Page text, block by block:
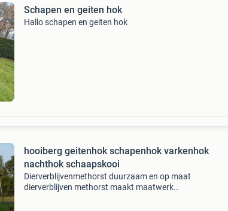
Schapen en geiten hok
Hallo schapen en geiten hok
hooiberg geitenhok schapenhok varkenhok
nachthok schaapskooi
Dierverblijvenmethorst duurzaam en op maat
dierverblijven methorst maakt maatwerk